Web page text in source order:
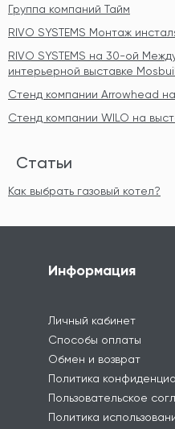
Группа компаний Тайм
RIVO SYSTEMS Монтаж
RIVO SYSTEMS на 30-ой
интерьерной выставке
Стенд компании Arrowhead
Стенд компании WILO на
Статьи
Как выбрать газовый котел?
Информация
Личный кабинет
Способы оплаты
Обмен и возврат
Политика
Пользовательское
Политика